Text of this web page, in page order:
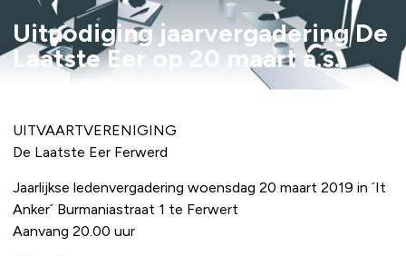
Uitnodiging jaarvergadering De
Laatste Eer op 20 maart a.s.
UITVAARTVERENIGING
De Laatste Eer Ferwerd
Jaarlijkse ledenvergadering woensdag 20 maart 2019 in ´It
Anker´ Burmaniastraat 1 te Ferwert
Aanvang 20.00 uur